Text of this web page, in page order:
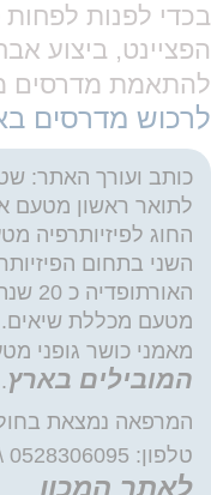
הפציינט, ביצוע
להתאמת מדרסים
לרכוש מדרסים
כותב ועורך האתר:
החוג לפיזיותרפיה
השני בתחום
מטעם מכללת שיאים.
מאמני כושר גופני
המובילים בארץ.
טלפון: 0528306095 \ 035269361
לאתר המכון